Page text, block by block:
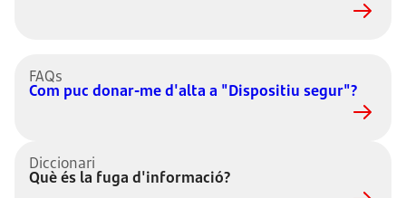
FAQs
Com puc donar-me d'alta a "Dispositiu segur"?
Diccionari
Què és la fuga d'informació?